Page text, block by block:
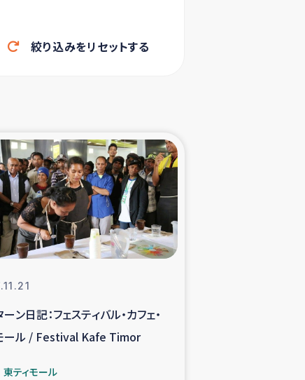
災者支援
還民の生活再建支援
水被災者支援
事業
震 緊急支援
絞り込みをリセットする
ン日記：フェスティバル・カフェ・
ール / Festival Kafe Timor
東ティモール